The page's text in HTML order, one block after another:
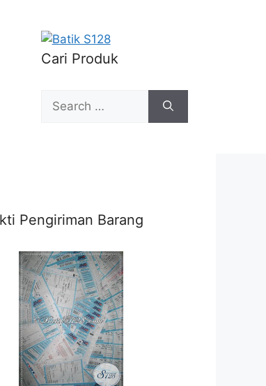
Cari Produk
Search
for:
Pengiriman Barang